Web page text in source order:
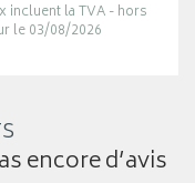
la TVA - hors
le 03/08/2026
encore d’avis